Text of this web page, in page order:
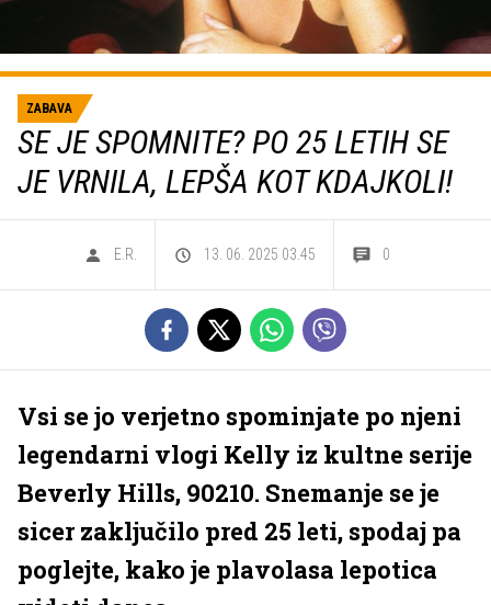
ZABAVA
SE JE SPOMNITE? PO 25 LETIH SE
JE VRNILA, LEPŠA KOT KDAJKOLI!
E.R. 13. 06. 2025 03.45 0
Vsi se jo verjetno spominjate po njeni
legendarni vlogi Kelly iz kultne serije
Beverly Hills, 90210. Snemanje se je
sicer zaključilo pred 25 leti, spodaj pa
poglejte, kako je plavolasa lepotica